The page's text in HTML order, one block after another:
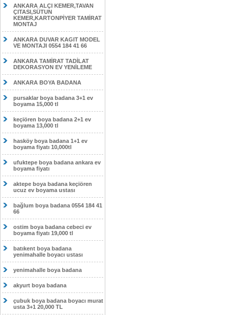
ANKARA ALÇI KEMER,TAVAN
ÇITASI,SÜTUN
KEMER,KARTONPİYER TAMİRAT
MONTAJ
ANKARA DUVAR KAGIT MODEL
VE MONTAJI 0554 184 41 66
ANKARA TAMİRAT TADİLAT
DEKORASYON EV YENİLEME
ANKARA BOYA BADANA
pursaklar boya badana 3+1 ev
boyama 15,000 tl
keçiören boya badana 2+1 ev
boyama 13,000 tl
hasköy boya badana 1+1 ev
boyama fiyatı 10,000tl
ufuktepe boya badana ankara ev
boyama fiyatı
aktepe boya badana keçiören
ucuz ev boyama ustası
bağlum boya badana 0554 184 41
66
ostim boya badana cebeci ev
boyama fiyatı 19,000 tl
batıkent boya badana
yenimahalle boyacı ustası
yenimahalle boya badana
akyurt boya badana
çubuk boya badana boyacı murat
usta 3+1 20,000 TL